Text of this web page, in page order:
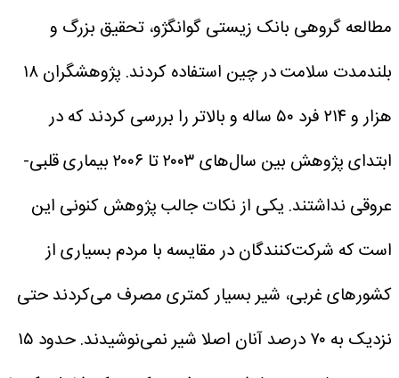
مطالعه گروهی بانک زیستی گوانگژو، تحقیق بزرگ و
بلندمدت سلامت در چین استفاده کردند.
پژوهشگران ۱۸
هزار و ۲۱۴ فرد ۵۰ ساله و بالاتر را بررسی کردند که در
ابتدای پژوهش بین سال‌های ۲۰۰۳ تا ۲۰۰۶ بیماری قلبی-
عروقی نداشتند. یکی از نکات جالب پژوهش کنونی این
است که شرکت‌کنندگان در مقایسه با مردم بسیاری از
کشورهای غربی، شیر بسیار کمتری مصرف می‌کردند حتی
نزدیک به ۷۰ درصد آنان اصلا شیر نمی‌نوشیدند.
حدود ۱۵